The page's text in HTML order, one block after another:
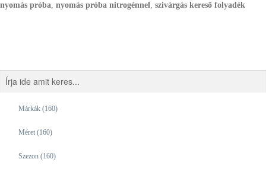
nyomás próba, nyomás próba nitrogénnel, szivárgás kereső folyadék
Márkák (160)
Méret (160)
Szezon (160)